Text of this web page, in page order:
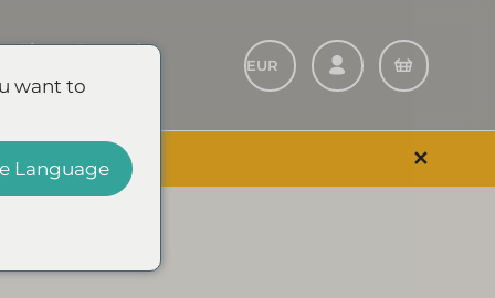
Einen Freund
empfehlen
& SPARE ✕
want to
Language